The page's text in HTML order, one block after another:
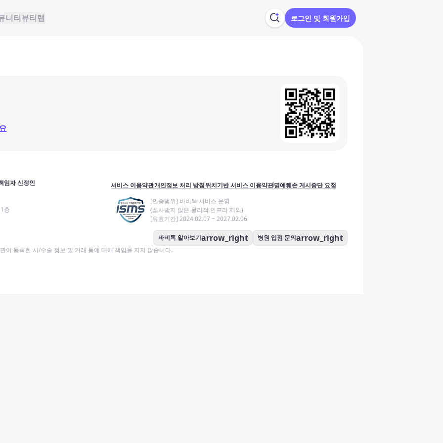
니티뷰티랩 로그인 및 회원가입
임자 신정인
층
서비스 이용약관개인정보 처리 방침위치기반 서비스 이용약관명예훼손 게시중단 요청
[인증범위] 바비톡 서비스 운영
(심사받지 않은 물리적 인프라 제외)
[유효기간] 2024.02.07 ~ 2027.02.06
바비톡 알아보기arrow_right 병원 입점 문의arrow_right
이 등록한 시/수술 정보 및 거래 등에 대해 책임을 지지 않습니다.